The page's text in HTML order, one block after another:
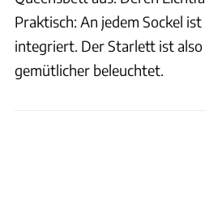
Praktisch: An jedem Sockel
integriert. Der Starlett ist also
gemütlicher beleuchtet.